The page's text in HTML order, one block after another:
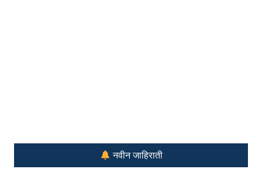
नवीन जाहिराती